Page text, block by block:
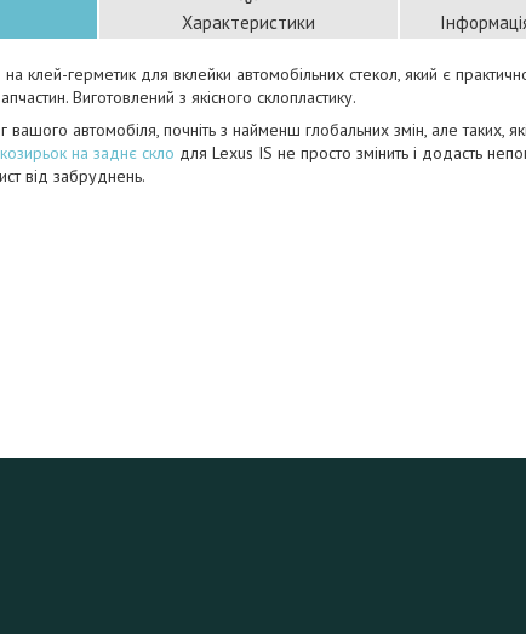
Характеристики
на клей-герметик для вклейки автомобільних стекол, який є
Виготовлений з якісного склопластику.
автомобіля, почніть з найменш глобальних змін, але таких,
козирьок на заднє скло для Lexus IS не просто змінить і додасть
від забруднень.